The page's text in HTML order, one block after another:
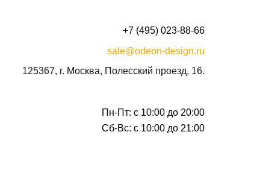
+7 (495) 023-88-66
sale@odeon-design.ru
125367, г. Москва, Полесский проезд, 16.
Пн-Пт: с 10:00 до 20:00
Сб-Вс: с 10:00 до 21:00